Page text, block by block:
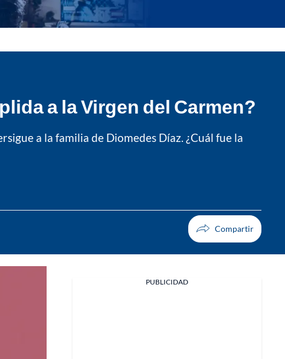
a la Virgen del Carmen?
a la familia de Diomedes Díaz. ¿Cuál fue la
PUBLICIDAD